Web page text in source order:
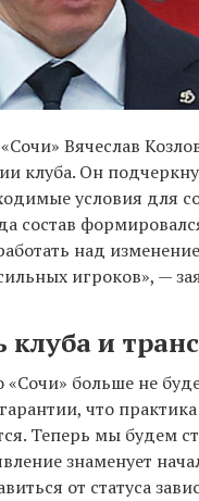
Вячеслав
клуба. Он
условия для
состав
над
игроков», —
клуба и
«Сочи» больше не
что
Теперь мы будем
знаменует
от статуса